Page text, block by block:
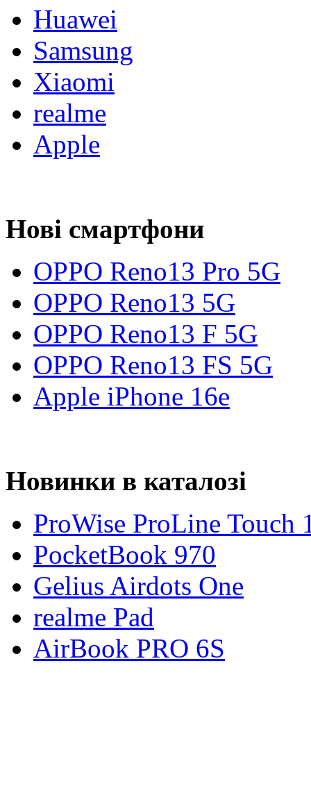
Huawei
Samsung
Xiaomi
realme
Apple
Нові смартфони
OPPO Reno13 Pro 5G
OPPO Reno13 5G
OPPO Reno13 F 5G
OPPO Reno13 FS 5G
Apple iPhone 16e
Новинки в каталозі
ProWise ProLine Touch
PocketBook 970
Gelius Airdots One
realme Pad
AirBook PRO 6S